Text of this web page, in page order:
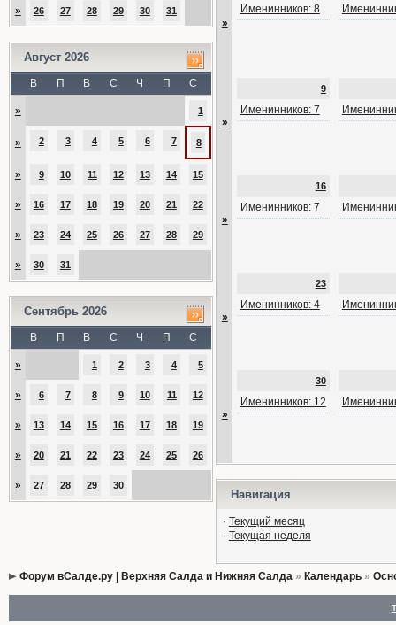
» 26 27 28 29 30 31
Август 2026
В П В С Ч П С
» 1
» 2 3 4 5 6 7 8
» 9 10 11 12 13 14 15
» 16 17 18 19 20 21 22
» 23 24 25 26 27 28 29
» 30 31
Сентябрь 2026
В П В С Ч П С
» 1 2 3 4 5
» 6 7 8 9 10 11 12
» 13 14 15 16 17 18 19
» 20 21 22 23 24 25 26
» 27 28 29 30
»
Именинников: 8
»
9
Именинников: 7
»
16
Именинников: 7
»
23
Именинников: 4
»
30
Именинников: 12
Навигация
· Текущий месяц
· Текущая неделя
Форум вСалде.ру | Верхняя Салда и Нижняя Салда» Календарь»